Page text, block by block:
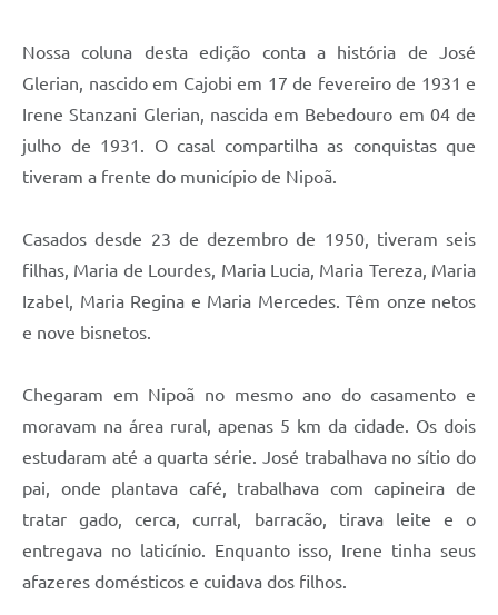
Nossa coluna desta edição conta a história de José
Glerian, nascido em Cajobi em 17 de fevereiro de 1931 e
Irene Stanzani Glerian, nascida em Bebedouro em 04 de
julho de 1931. O casal compartilha as conquistas que
tiveram a frente do município de Nipoã.
Casados desde 23 de dezembro de 1950, tiveram seis
filhas, Maria de Lourdes, Maria Lucia, Maria Tereza, Maria
Izabel, Maria Regina e Maria Mercedes. Têm onze netos
e nove bisnetos.
Chegaram em Nipoã no mesmo ano do casamento e
moravam na área rural, apenas 5 km da cidade. Os dois
estudaram até a quarta série. José trabalhava no sítio do
pai, onde plantava café, trabalhava com capineira de
tratar gado, cerca, curral, barracão, tirava leite e o
entregava no laticínio. Enquanto isso, Irene tinha seus
afazeres domésticos e cuidava dos filhos.